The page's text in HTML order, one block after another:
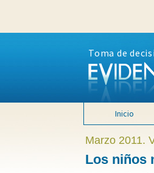
Toma de
Inicio
Marzo 2011.
Los niños